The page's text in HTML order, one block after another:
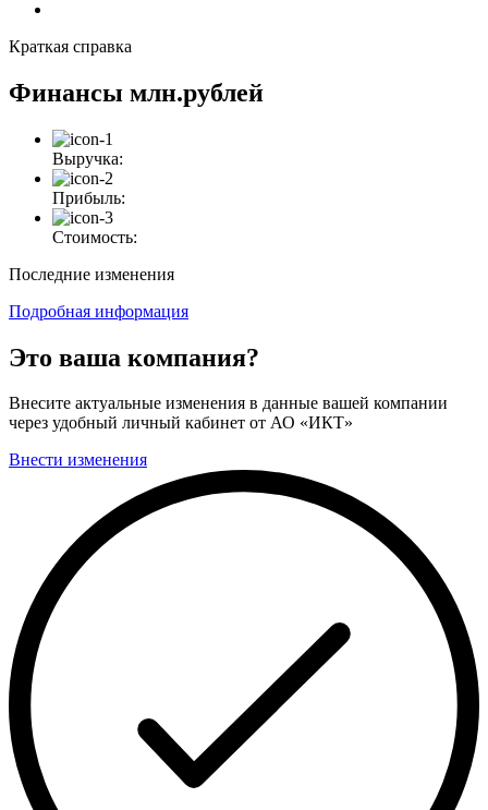
Краткая справка
Финансы млн.рублей
Выручка:
Прибыль:
Стоимость:
Последние изменения
Подробная информация
Это ваша компания?
Внесите актуальные изменения в данные вашей компании
через удобный личный кабинет от АО «ИКТ»
Внести изменения